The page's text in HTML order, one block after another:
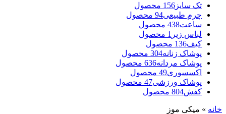
تک سایز 156 محصول
چرم طبیعی94 محصول
ساعت438 محصول
لباس زیر 1 محصول
کیف136 محصول
پوشاک زنانه304 محصول
پوشاک مردانه636 محصول
اکسسوری49 محصول
پوشاک ورزشی47 محصول
کفش804 محصول
خانه » میکی موز